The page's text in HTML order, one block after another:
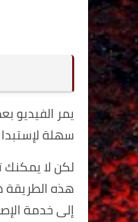
يمر الفيديو
سهلة
لكن لا
هذه
إلى خدمة